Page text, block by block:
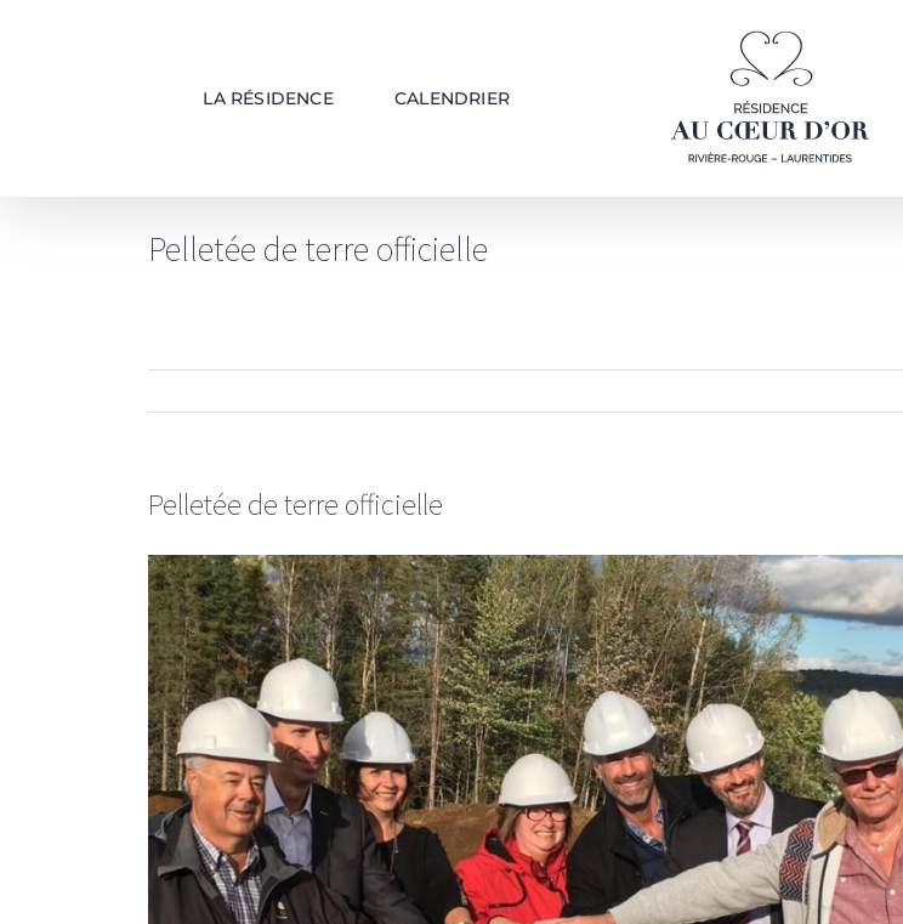
LA RÉSIDENCE CALENDRIER
Pelletée de terre officielle
Pelletée de terre officielle
Voir
l'image
agrandie